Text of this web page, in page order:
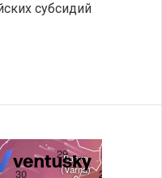
субсидий